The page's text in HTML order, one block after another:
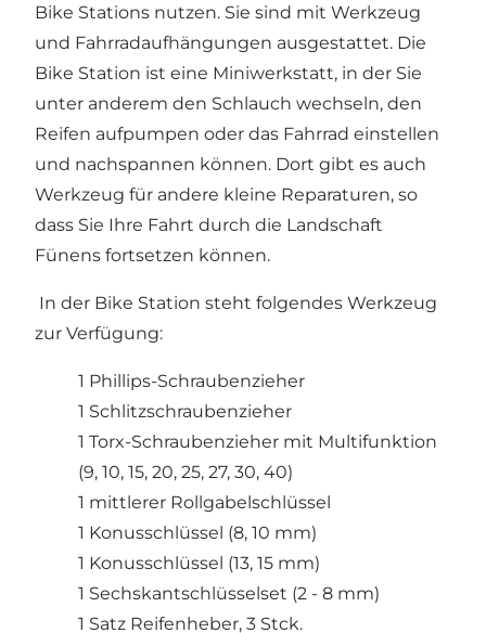
Bike Stations nutzen. Sie sind mit Werkzeug
und Fahrradaufhängungen ausgestattet. Die
Bike Station ist eine Miniwerkstatt, in der Sie
unter anderem den Schlauch wechseln, den
Reifen aufpumpen oder das Fahrrad einstellen
und nachspannen können. Dort gibt es auch
Werkzeug für andere kleine Reparaturen, so
dass Sie Ihre Fahrt durch die Landschaft
Fünens fortsetzen können.
In der Bike Station steht folgendes Werkzeug
zur Verfügung:
1 Phillips-Schraubenzieher
1 Schlitzschraubenzieher
1 Torx-Schraubenzieher mit Multifunktion
(9, 10, 15, 20, 25, 27, 30, 40)
1 mittlerer Rollgabelschlüssel
1 Konusschlüssel (8, 10 mm)
1 Konusschlüssel (13, 15 mm)
1 Sechskantschlüsselset (2 - 8 mm)
1 Satz Reifenheber, 3 Stck.